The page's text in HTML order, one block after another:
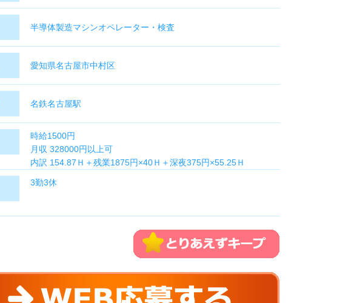
半導体製造マシンオペレーター・検査
愛知県名古屋市中村区
名鉄名古屋駅
時給1500円
月収 328000円以上可
内訳 154.87Ｈ＋残業1875円×40Ｈ＋深夜375円×55.25Ｈ
3勤3休